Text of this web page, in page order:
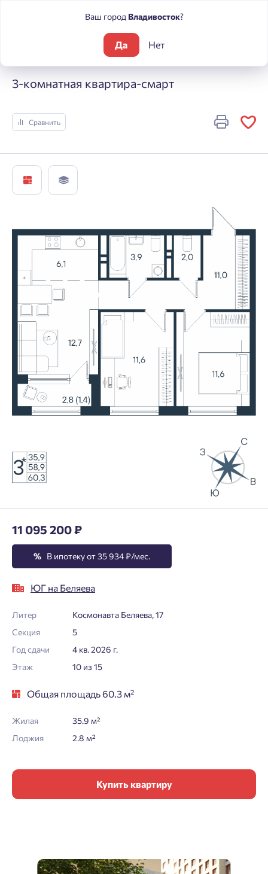
ЮГ на Беляева
3-комнатная квартира-смарт
Сравнить
11 095 200 ₽
% В ипотеку от 35 934 ₽/мес.
ЮГ на Беляева
Литер
Космонавта Беляева, 17
Секция
5
Год сдачи
4 кв. 2026 г.
Этаж
10 из 15
Общая площадь 60.3 м²
Жилая
35.9 м²
Лоджия
2.8 м²
Купить квартиру
Ваш город Владивосток?
Да Нет